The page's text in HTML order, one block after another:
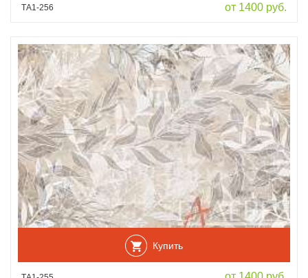
ТА1-256 от 1400 руб.
Купить